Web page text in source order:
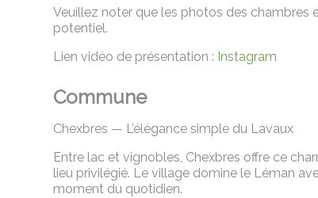
Veuillez noter que les photos des chambres
potentiel.
Lien vidéo de présentation : Instagram
Commune
Chexbres — L’élégance simple du Lavaux
Entre lac et vignobles, Chexbres offre ce
lieu privilégié. Le village domine le Léman
moment du quotidien.